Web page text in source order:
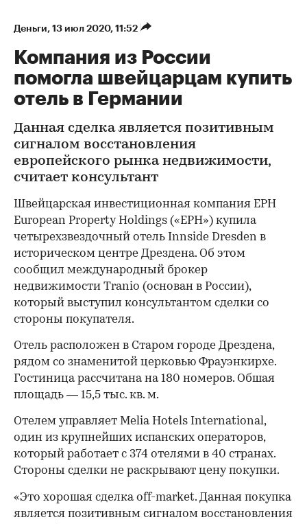
Деньги⁠, 13 июл 2020, 11:52
Компания из России
помогла швейцарцам купить
отель в Германии
Данная сделка является позитивным
сигналом восстановления
европейского рынка недвижимости,
считает консультант
Швейцарская инвестиционная компания EPH
European Property Holdings («EPH») купила
четырехзвездочный отель Innside Dresden в
историческом центре Дрездена. Об этом
сообщил международный брокер
недвижимости Tranio (основан в России),
который выступил консультантом сделки со
стороны покупателя.
Отель расположен в Старом городе Дрездена,
рядом со знаменитой церковью Фрауэнкирхе.
Гостиница рассчитана на 180 номеров. Обшая
площадь — 15,5 тыс. кв. м.
Отелем управляет Melia Hotels International,
один из крупнейших испанских операторов,
который работает с 374 отелями в 40 странах.
Стороны сделки не раскрывают цену покупки.
«Это хорошая сделка off-market. Данная покупка
является позитивным сигналом восстановления